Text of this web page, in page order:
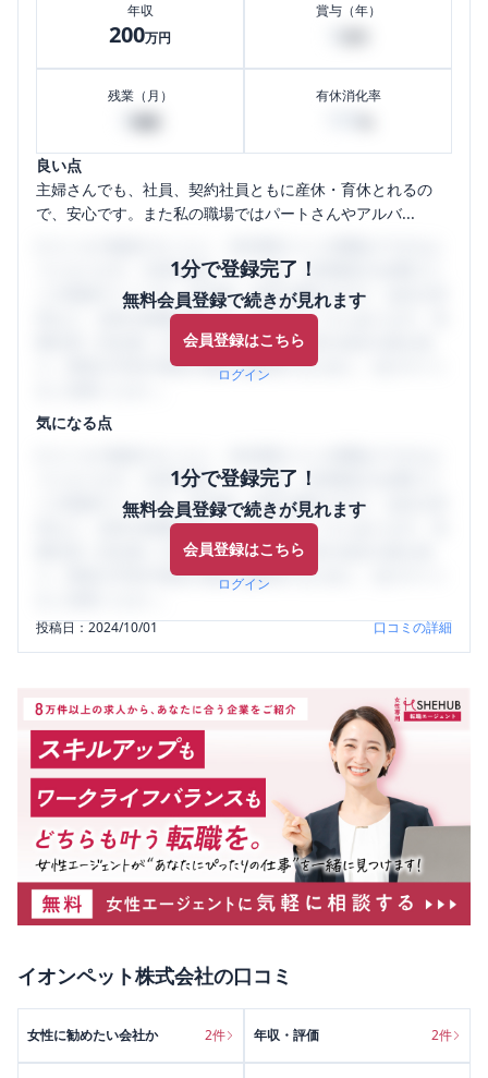
年収
200万円
賞与（年）
残業（月） 有休消化率
良い点
主婦さんでも、社員、契約社員ともに産休・育休とれるの
で、安心です。また私の職場ではパートさんやアルバ...
1分で登録完了！
無料会員登録で続きが見れます
会員登録はこちら
ログイン
うになります。SHEHUB(シーハブ)は、女性限定の企業口コ
ミの投稿サイトです。給与面・女性の働きやすさ・会社の評
判など、女性の転職は気にすべき点がたくさんあります。先
輩社員（元社員）の口コミを通して、本当の会社の姿を知
り、将来の不安や現在の悩みを解消するために、ぜひサイト
気になる点
1分で登録完了！
無料会員登録で続きが見れます
会員登録はこちら
ログイン
うになります。SHEHUB(シーハブ)は、女性限定の企業口コ
ミの投稿サイトです。給与面・女性の働きやすさ・会社の評
判など、女性の転職は気にすべき点がたくさんあります。先
輩社員（元社員）の口コミを通して、本当の会社の姿を知
り、将来の不安や現在の悩みを解消するために、ぜひサイト
投稿日：2024/10/01 口コミの詳細
イオンペット株式会社の口コミ
女性に勧めたい会社か 2件 年収・評価 2件